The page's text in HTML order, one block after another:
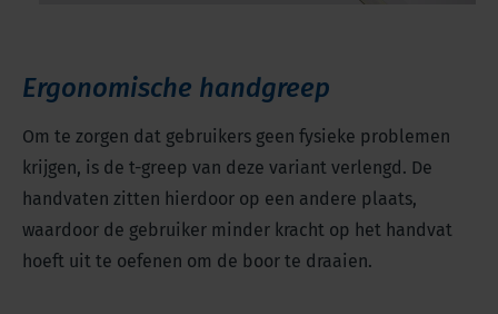
Ergonomische handgreep
Om te zorgen dat gebruikers geen fysieke problemen
krijgen, is de t-greep van deze variant verlengd. De
handvaten zitten hierdoor op een andere plaats,
waardoor de gebruiker minder kracht op het handvat
hoeft uit te oefenen om de boor te draaien.